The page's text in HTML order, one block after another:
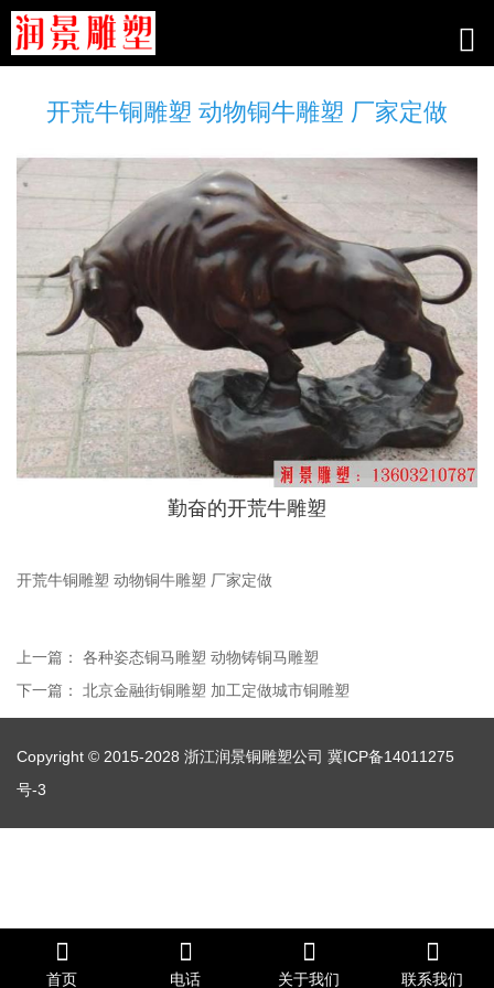
开荒牛铜雕塑 动物铜牛雕塑 厂家定做
勤奋的开荒牛雕塑
开荒牛铜雕塑 动物铜牛雕塑 厂家定做
上一篇： 各种姿态铜马雕塑 动物铸铜马雕塑
下一篇： 北京金融街铜雕塑 加工定做城市铜雕塑
Copyright © 2015-2028 浙江润景铜雕塑公司 冀ICP备14011275
号-3
首页 电话 关于我们 联系我们